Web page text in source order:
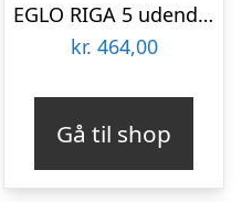
EGLO RIGA 5 udendørs væglampe med sensor, antracit
kr. 464,00
Gå til shop